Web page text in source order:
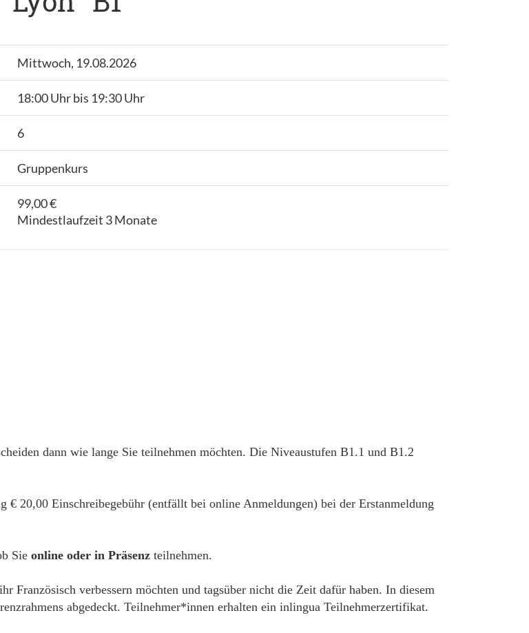
Mittwoch, 19.08.2026
18:00 Uhr bis 19:30 Uhr
6
Gruppenkurs
99,00 €
Mindestlaufzeit 3 Monate
dann wie lange Sie teilnehmen möchten. Die Niveaustufen B1.1 und B1.2
20,00 Einschreibegebühr (entfällt bei online Anmeldungen) bei der Erstanmeldung
Sie online oder in Präsenz teilnehmen.
verbessern möchten und tagsüber nicht die Zeit dafür haben. In diesem
abgedeckt. Teilnehmer*innen erhalten ein inlingua Teilnehmerzertifikat.